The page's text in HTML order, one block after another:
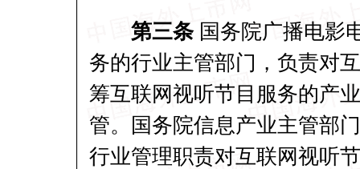
第三条国务院广播电影
务的行业主管部门，负责对
筹互联网视听节目服务的产
管。国务院信息产业主管部
行业管理职责对互联网视听